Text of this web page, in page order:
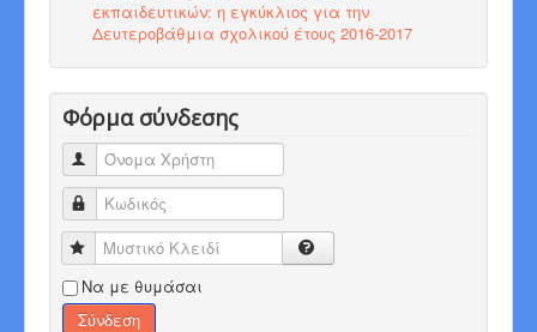
εκπαιδευτικών: η εγκύκλιος για την
Δευτεροβάθμια σχολικού έτους 2016-2017
Φόρμα σύνδεσης
Όνομα Χρήστη
Κωδικός
Μυστικό Κλειδί
Να με θυμάσαι
Σύνδεση